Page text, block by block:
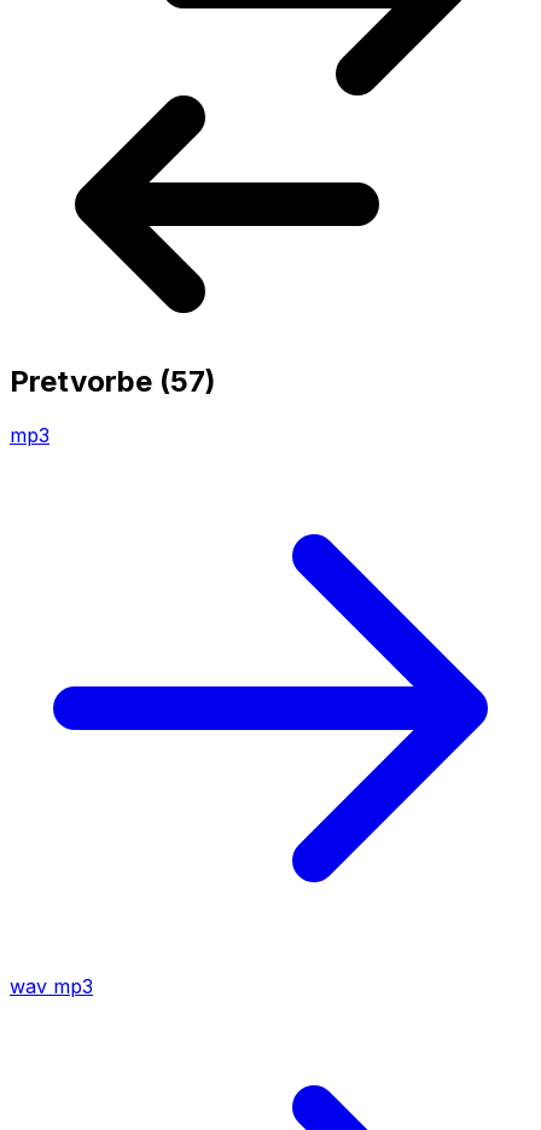
Pretvorbe (57)
mp3
wav mp3